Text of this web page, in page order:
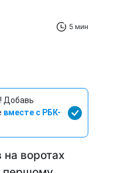
5 мин
Добавь
вместе с РБК-
на воротах